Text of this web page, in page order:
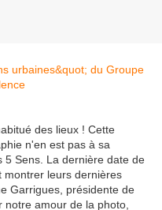
des lieux ! Cette
n'en est pas à sa
5 Sens. La dernière date de
montrer leurs dernières
Garrigues, présidente de
amour de la photo,